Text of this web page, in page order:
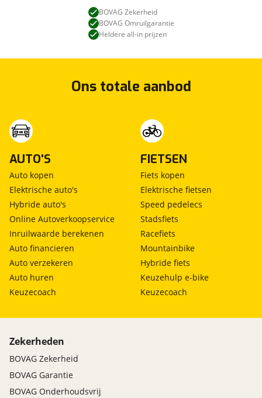
BOVAG Zekerheid
BOVAG Omruilgarantie
Heldere all-in prijzen
Ons totale aanbod
AUTO'S
Auto kopen
Elektrische auto's
Hybride auto's
Online Autoverkoopservice
Inruilwaarde berekenen
Auto financieren
Auto verzekeren
Auto huren
Keuzecoach
FIETSEN
Fiets kopen
Elektrische fietsen
Speed pedelecs
Stadsfiets
Racefiets
Mountainbike
Hybride fiets
Keuzehulp e-bike
Keuzecoach
Zekerheden
BOVAG Zekerheid
BOVAG Garantie
BOVAG Onderhoudsvrij